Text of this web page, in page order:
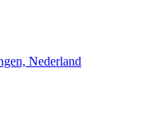
Nederland